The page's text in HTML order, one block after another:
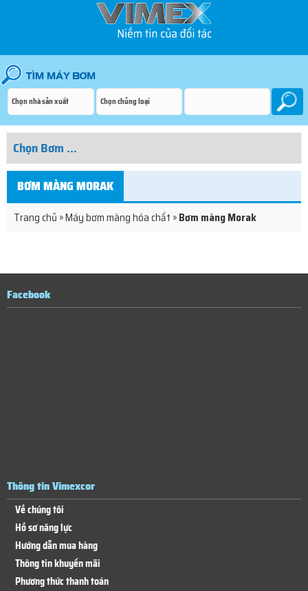
BƠM MÀNG MORAK
Trang chủ »Máy bơm màng hóa chất »Bơm màng Morak
Facebook
Thông tin Vimexcor
Về chúng tôi
Hồ sơ năng lực
Hướng dẫn mua hàng
Thông tin khuyến mãi
Phương thức thanh toán